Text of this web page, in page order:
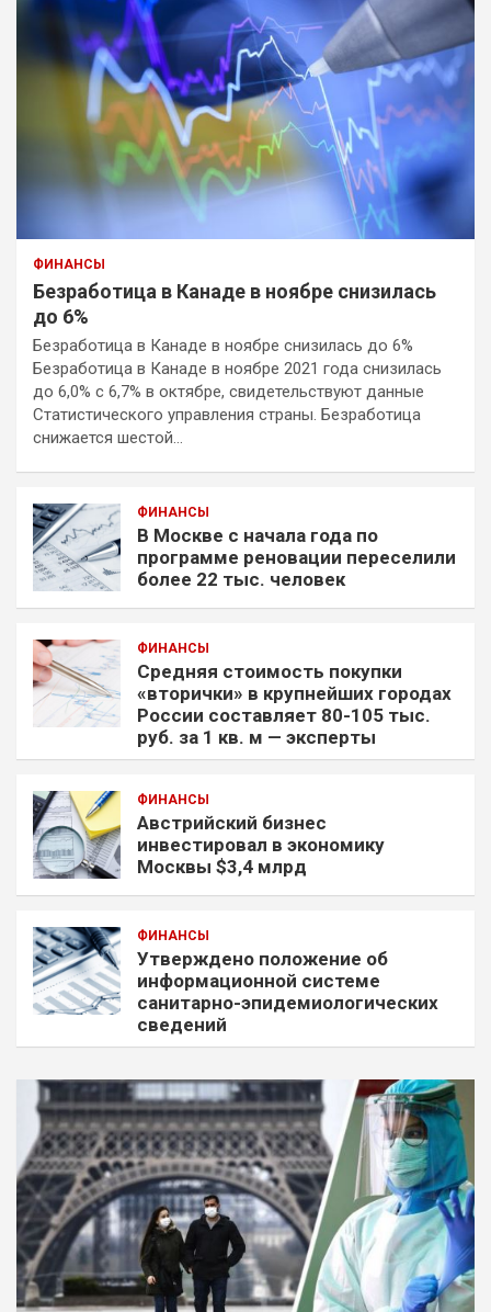
ФИНАНСЫ
Безработица в Канаде в ноябре снизилась
до 6%
Безработица в Канаде в ноябре снизилась до 6%
Безработица в Канаде в ноябре 2021 года снизилась
до 6,0% с 6,7% в октябре, свидетельствуют данные
Статистического управления страны. Безработица
снижается шестой…
ФИНАНСЫ
В Москве с начала года по
программе реновации переселили
более 22 тыс. человек
ФИНАНСЫ
Средняя стоимость покупки
«вторички» в крупнейших городах
России составляет 80-105 тыс.
руб. за 1 кв. м — эксперты
ФИНАНСЫ
Австрийский бизнес
инвестировал в экономику
Москвы $3,4 млрд
ФИНАНСЫ
Утверждено положение об
информационной системе
санитарно-эпидемиологических
сведений